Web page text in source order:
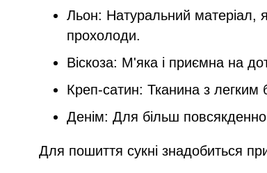
Льон: Натуральний матеріал,
прохолоди.
Віскоза: М'яка і приємна на
Креп-сатин: Тканина з легким
Денім: Для більш
Для пошиття сукні знадобиться